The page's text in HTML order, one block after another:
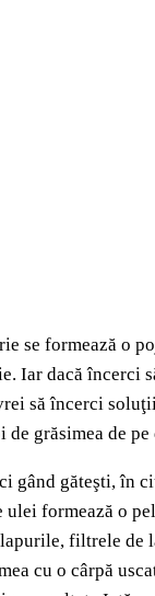
se formează o
Iar dacă încerci
să încerci
grăsimea de
gând găteşti, în
ulei formează o
filtrele de
cu o cârpă